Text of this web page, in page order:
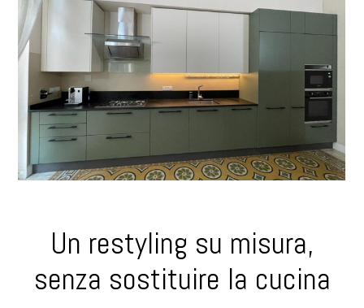
Un restyling su misura,
senza sostituire la cucina